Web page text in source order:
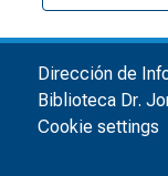
Dirección de
Biblioteca Dr.
Cookie settings